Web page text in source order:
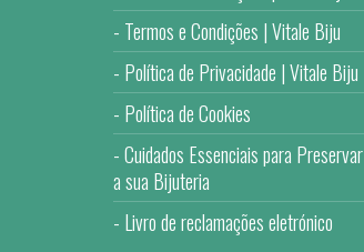
Termos e Condições | Vitale Biju
Política de Privacidade | Vitale Biju
Política de Cookies
Cuidados Essenciais para Preservar
a sua Bijuteria
Livro de reclamações eletrónico